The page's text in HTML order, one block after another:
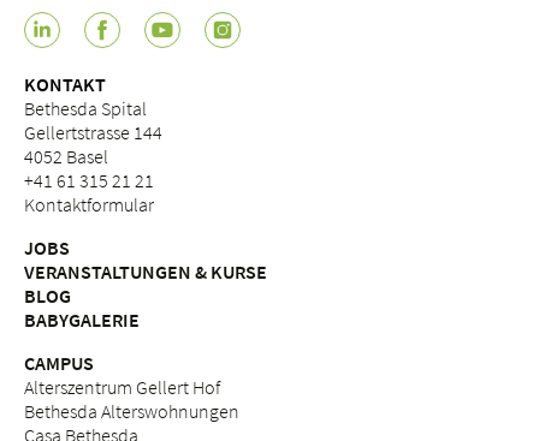
KONTAKT
Bethesda Spital
Gellertstrasse 144
4052 Basel
+41 61 315 21 21
Kontaktformular
JOBS
VERANSTALTUNGEN & KURSE
BLOG
BABYGALERIE
CAMPUS
Alterszentrum Gellert Hof
Bethesda Alterswohnungen
Casa Bethesda